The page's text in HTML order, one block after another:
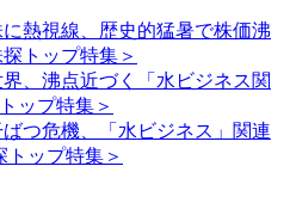
に熱視線、歴史的猛暑で株価沸
トップ特集＞
、沸点近づく「水ビジネス関
ップ特集＞
つ危機、「水ビジネス」関連
ップ特集＞